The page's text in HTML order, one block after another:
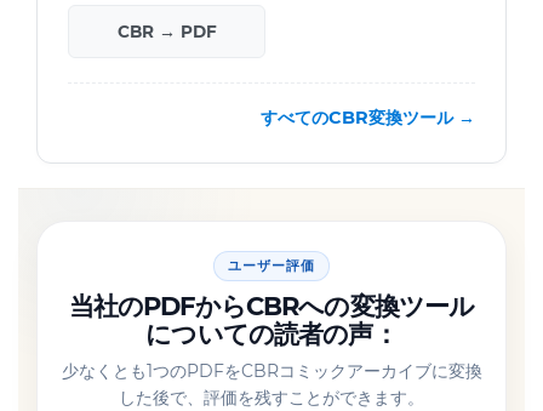
CBR → PDF
すべてのCBR変換ツール →
ユーザー評価
当社のPDFからCBRへの変換ツール
についての読者の声：
少なくとも1つのPDFをCBRコミックアーカイブに変換
した後で、評価を残すことができます。